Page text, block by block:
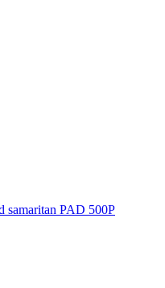
samaritan PAD 500P